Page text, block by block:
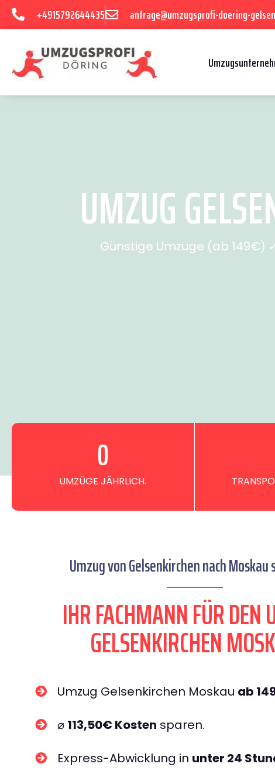
+4915792644435 anfrage@umzugsprofi-doering-
UMZUG
Günstige Umzüge (ab 149€)
UMZÜGE JÄHRLICH.
0
Umzug von Gelsenkirchen nach Moskau
IHR FACHMANN FÜR DEN
GELSENKIRCHEN
Umzug Gelsenkirchen Moskau ab
⌀ 113,50€ Kosten sparen.
Express-Abwicklung in unter 24